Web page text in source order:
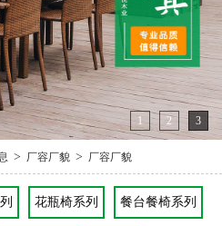
1 2 3
> 厂容厂貌 > 厂容厂貌
花瓶椅系列 餐台餐椅系列